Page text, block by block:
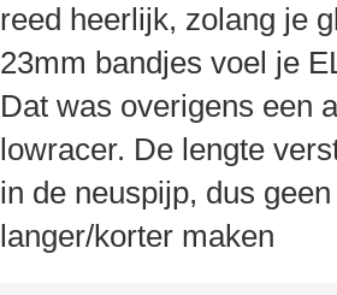
reed heerlijk, zolang je
23mm bandjes voel je
Dat was overigens een
lowracer. De lengte
in de neuspijp, dus
langer/korter maken